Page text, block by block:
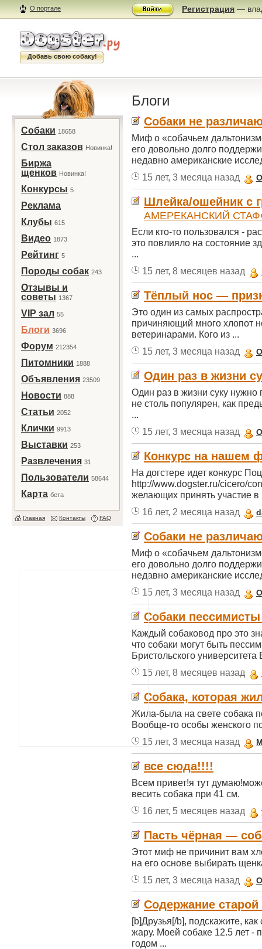
О портале Регистрация —
Добавь свою собаку!
Собаки 18658
Стол заказов Новинка!
Биржа
щенков Новинка!
Конкурсы 5
Реклама
Клубы 615
Видео 1873
Рейтинг 5
Породы собак 243
Отзывы и
советы 1367
VIP зал 55
Блоги 3696
Форум 212354
Питомники 1888
Объявления 23509
Новости 888
Статьи 2052
Клички 9913
Выставки 253
Развлечения 31
Пользователи 58644
Карта бета
Главная Контакты FAQ
Блоги
Собаки не
Миф о «собачьем
его довольно долго
недавно американские
15 лет, 3 месяца назад
Шлейка/ошейник с
АМЕРЕКАНСКИЙ
Если кто-то пользовался -
это повлияло на состояние
...
15 лет, 8 месяцев назад
Тёплый нос —
Это один из самых
причиняющий много хлопот
ветеринарами. Кого из ...
15 лет, 3 месяца назад
Один раз в жизни
Один раз в жизни суку
не столь популярен, как
...
15 лет, 3 месяца назад
Конкурс на нашем
На догстере идет конкурс
http://www.dogster.ru/cicero/
желающих принять участие
16 лет, 2 месяца назад
Собаки не
Миф о «собачьем
его довольно долго
недавно американские
15 лет, 3 месяца назад
Собаки
Каждый собаковод про это
что собаки могут быть
Бристольского
15 лет, 8 месяцев назад
Собака, которая
Жила-была на свете собака
Вообще-то особы женского
15 лет, 3 месяца назад
все сюда!!!!
Всем привет!я тут
весить собака при 41 см.
16 лет, 5 месяцев назад
Пасть чёрная —
Этот миф не причинит вам
на его основе выбирать
15 лет, 3 месяца назад
Содержание
[b]Друзья[/b], подскажите,
жару. Моей собаке 12.5 лет
годом ...